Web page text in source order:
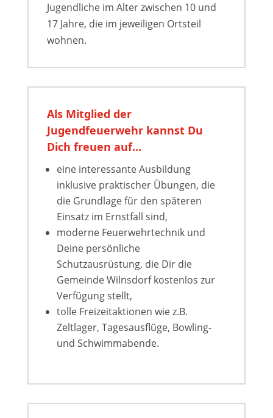
Jugendliche im Alter zwischen 10 und
17 Jahre, die im jeweiligen Ortsteil
wohnen.
Als Mitglied der
Jugendfeuerwehr kannst Du
Dich freuen auf...
eine interessante Ausbildung
inklusive praktischer Übungen, die
die Grundlage für den späteren
Einsatz im Ernstfall sind,
moderne Feuerwehrtechnik und
Deine persönliche
Schutzausrüstung, die Dir die
Gemeinde Wilnsdorf kostenlos zur
Verfügung stellt,
tolle Freizeitaktionen wie z.B.
Zeltlager, Tagesausflüge, Bowling-
und Schwimmabende.